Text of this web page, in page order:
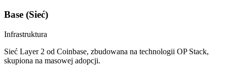
Base (Sieć)
Infrastruktura
Sieć Layer 2 od Coinbase, zbudowana na technologii OP Stack,
skupiona na masowej adopcji.